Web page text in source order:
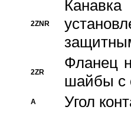
2ZNR
2ZR
Фланец
шайбы с
A
Угол